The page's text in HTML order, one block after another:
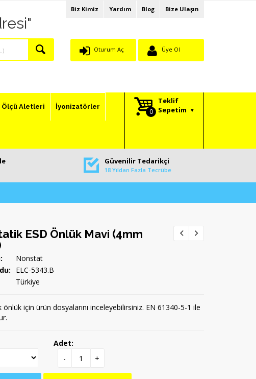
Biz Kimiz Yardım Blog Bize Ulaşın
Oturum Aç Üye Ol
Ölçü Aletleri İyonizatörler
Teklif
Sepetim
Güvenilir Tedarikçi
18 Yıldan Fazla Tecrübe
ESD Önlük Mavi (4mm
Nonstat
ELC-5343.B
Türkiye
için ürün dosyalarını inceleyebilirsiniz. EN 61340-5-1 ile
Adet:
-
+